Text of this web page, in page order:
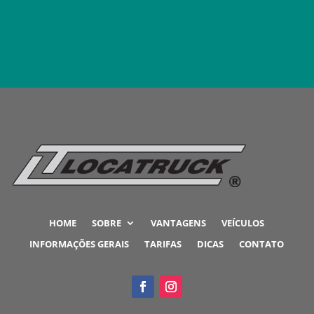
HOME SOBRE VANTAGENS
VEÍCULOS
INFORMAÇÕES GERAIS
TARIFAS DICAS CONTATO